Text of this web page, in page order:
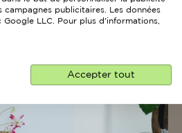
publicitaires. Les données
LLC. Pour plus d'informations,
Accepter tout